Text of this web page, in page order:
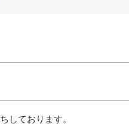
しております。